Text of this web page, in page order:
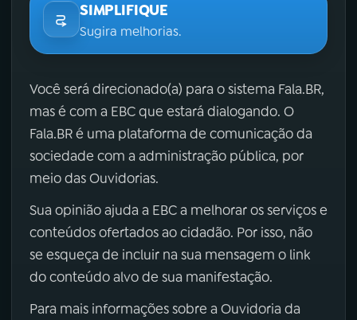
SIMPLIFIQUE
Sugira melhorias.
Você será direcionado(a) para o sistema Fala.BR,
mas é com a EBC que estará dialogando. O
Fala.BR é uma plataforma de comunicação da
sociedade com a administração pública, por
meio das Ouvidorias.
Sua opinião ajuda a EBC a melhorar os serviços e
conteúdos ofertados ao cidadão. Por isso, não
se esqueça de incluir na sua mensagem o link
do conteúdo alvo de sua manifestação.
Para mais informações sobre a Ouvidoria da